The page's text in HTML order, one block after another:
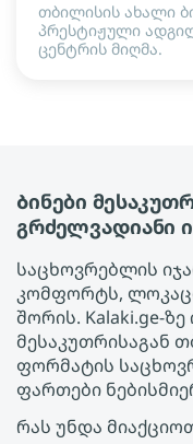
თბილისის ახალი
პრესტიჟული
ცენტრის მიღმა.
Ბინები
გრძელვადიანი
საცხოვრებლის
კომფორტს,
შორის. Kalaki.ge-
მესაკუთრისაგან
ფორმატის
ფართები
რას უნდა